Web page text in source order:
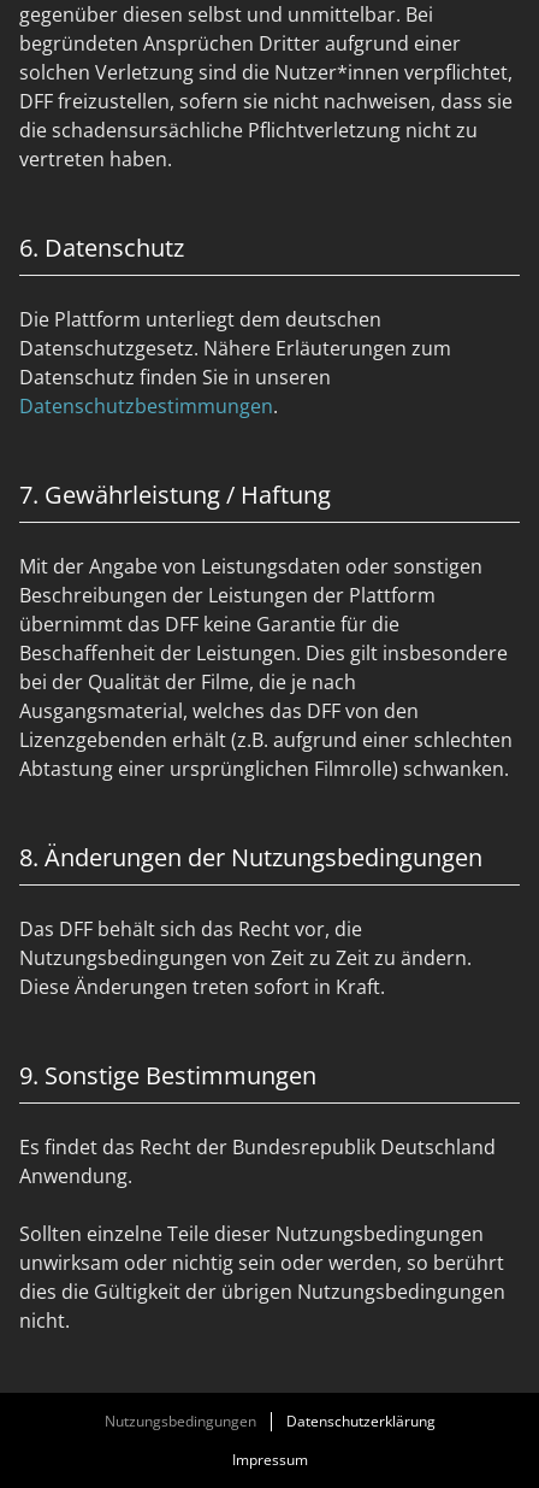
gegenüber diesen selbst und unmittelbar. Bei
begründeten Ansprüchen Dritter aufgrund einer
solchen Verletzung sind die Nutzer*innen verpflichtet,
DFF freizustellen, sofern sie nicht nachweisen, dass sie
die schadensursächliche Pflichtverletzung nicht zu
vertreten haben.
6. Datenschutz
Die Plattform unterliegt dem deutschen
Datenschutzgesetz. Nähere Erläuterungen zum
Datenschutz finden Sie in unseren
Datenschutzbestimmungen.
7. Gewährleistung / Haftung
Mit der Angabe von Leistungsdaten oder sonstigen
Beschreibungen der Leistungen der Plattform
übernimmt das DFF keine Garantie für die
Beschaffenheit der Leistungen. Dies gilt insbesondere
bei der Qualität der Filme, die je nach
Ausgangsmaterial, welches das DFF von den
Lizenzgebenden erhält (z.B. aufgrund einer schlechten
Abtastung einer ursprünglichen Filmrolle) schwanken.
8. Änderungen der Nutzungsbedingungen
Das DFF behält sich das Recht vor, die
Nutzungsbedingungen von Zeit zu Zeit zu ändern.
Diese Änderungen treten sofort in Kraft.
9. Sonstige Bestimmungen
Es findet das Recht der Bundesrepublik Deutschland
Anwendung.
Sollten einzelne Teile dieser Nutzungsbedingungen
unwirksam oder nichtig sein oder werden, so berührt
dies die Gültigkeit der übrigen Nutzungsbedingungen
nicht.
Nutzungsbedingungen
Datenschutzerklärung
Impressum